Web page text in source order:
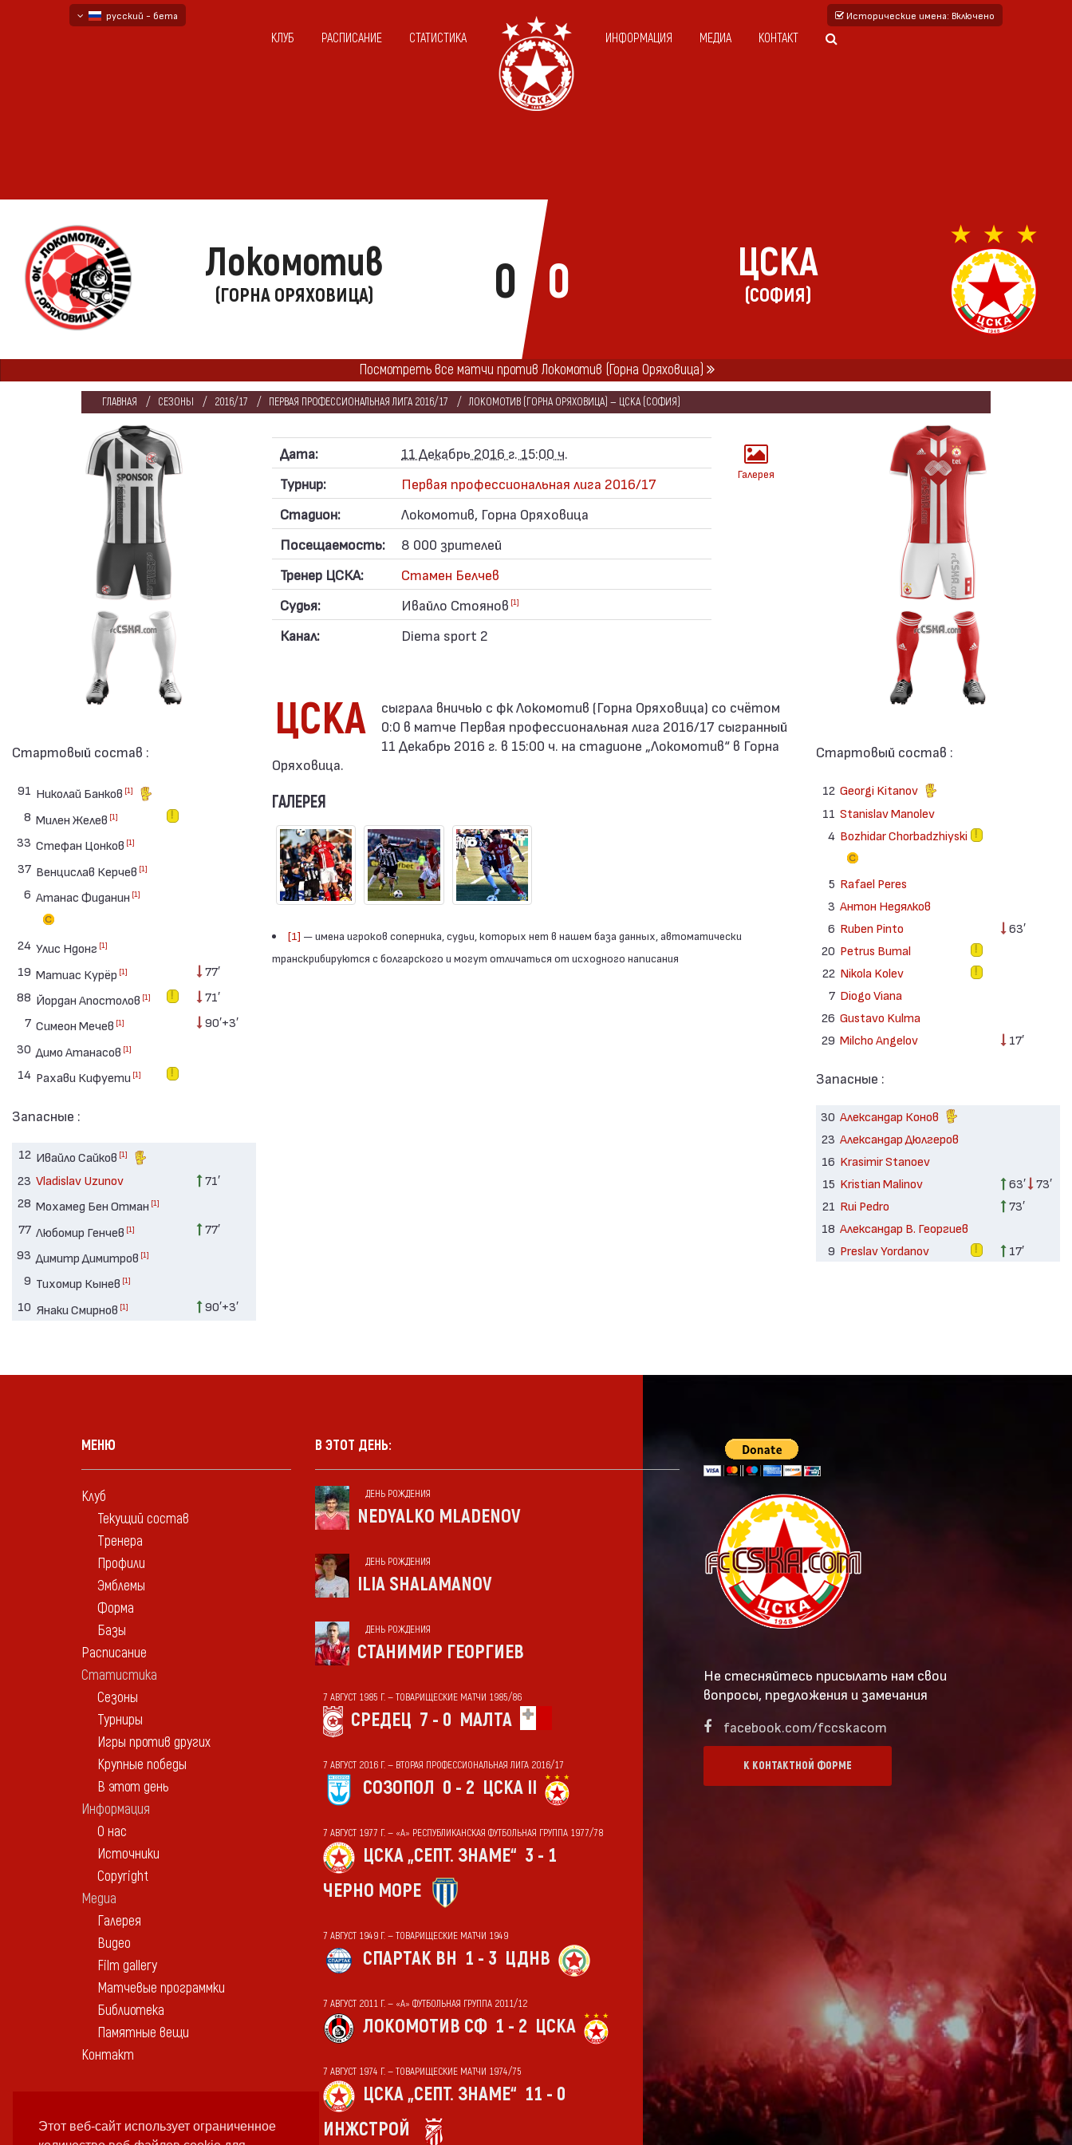
Этот веб-сайт использует ограниченное
русский - бета
Исторические имена: Включено
КЛУБ РАСПИСАНИЕ СТАТИСТИКА ИНФОРМАЦИЯ МЕДИА КОНТАКТ
0 0
Локомотив
(ГОРНА ОРЯХОВИЦА)
ЦСКА
(СОФИЯ)
Посмотреть все матчи против Локомотив (Горна Оряховица)
ГЛАВНАЯ СЕЗОНЫ 2016/17 ПЕРВАЯ ПРОФЕССИОНАЛЬНАЯ ЛИГА 2016/17 ЛОКОМОТИВ (ГОРНА ОРЯХОВИЦА) — ЦСКА (СОФИЯ)
Стартовый состав :
91 Николай Банков [1]
8 Милен Желев [1]
33 Стефан Цонков [1]
37 Венцислав Керчев [1]
6 Атанас Фиданин [1]
24 Улис Ндонг [1]
19 Матиас Курёр [1]
77′
88 Йордан Апостолов [1]
71′
7 Симеон Мечев [1]
90′+3′
30 Димо Атанасов [1]
14 Рахави Кифуети [1]
Запасные :
12 Ивайло Сайков [1]
23 Vladislav Uzunov
71′
28 Мохамед Бен Отман [1]
77 Любомир Генчев [1]
77′
93 Димитр Димитров [1]
9 Тихомир Кынев [1]
10 Янаки Смирнов [1] 90′+3′
Дата:
11 Декабрь 2016 г. 15:00 ч.
Турнир:
Первая профессиональная лига 2016/17
Стадион:
Локомотив, Горна Оряховица
Посещаемость:
8 000 зрителей
Тренер ЦСКА:
Стамен Белчев
Судья:
Ивайло Стоянов [1]
Канал: Diema sport 2
Галерея
ЦСКА
0:0 в матче Первая профессиональная лига 2016/17 сыгранный
11 Декабрь 2016 г. в 15:00 ч. на стадионе „Локомотив“ в Горна
Оряховица.
ГАЛЕРЕЯ
[1] — имена игроков соперника, судьи, которых нет в нашем база данных, автоматически
транскрибируются с болгарского и могут отличаться от исходного написания
Стартовый состав :
12 Georgi Kitanov
11 Stanislav Manolev
4 Bozhidar Chorbadzhiyski
5 Rafael Peres
3 Антон Недялков
6 Ruben Pinto
63′
20 Petrus Bumal
22 Nikola Kolev
7 Diogo Viana
26 Gustavo Kulma
29 Milcho Angelov 17′
Запасные :
30 Александар Конов
23 Александар Дюлгеров
16 Krasimir Stanoev
15 Kristian Malinov 63′ 73′
21 Rui Pedro
73′
18 Александар В. Георгиев
9 Preslav Yordanov 17′
МЕНЮ
Клуб
Текущий состав
Тренера
Профили
Эмблемы
Форма
Базы
Расписание
Статистика
Сезоны
Турниры
Игры против других
Крупные победы
В этот день
Информация
О нас
Источники
Copyright
Медиа
Галерея
Видео
Film gallery
Матчевые программки
Библиотека
Памятные вещи
Контакт
В ЭТОТ ДЕНЬ:
ДЕНЬ РОЖДЕНИЯ
NEDYALKO MLADENOV
ДЕНЬ РОЖДЕНИЯ
ILIA SHALAMANOV
ДЕНЬ РОЖДЕНИЯ
СТАНИМИР ГЕОРГИЕВ
7 АВГУСТ 1985 Г. — ТОВАРИЩЕСКИЕ МАТЧИ 1985/86
СРЕДЕЦ 7 - 0 МАЛТА
7 АВГУСТ 2016 Г. — ВТОРАЯ ПРОФЕССИОНАЛЬНАЯ ЛИГА 2016/17
СОЗОПОЛ 0 - 2 ЦСКА II
7 АВГУСТ 1977 Г. — «А» РЕСПУБЛИКАНСКАЯ ФУТБОЛЬНАЯ ГРУППА 1977/78
ЦСКА „СЕПТ. ЗНАМЕ“ 3 - 1
ЧЕРНО МОРЕ
7 АВГУСТ 1949 Г. — ТОВАРИЩЕСКИЕ МАТЧИ 1949
СПАРТАК ВН 1 - 3 ЦДНВ
7 АВГУСТ 2011 Г. — «А» ФУТБОЛЬНАЯ ГРУППА 2011/12
ЛОКОМОТИВ СФ 1 - 2 ЦСКА
7 АВГУСТ 1974 Г. — ТОВАРИЩЕСКИЕ МАТЧИ 1974/75
ЦСКА „СЕПТ. ЗНАМЕ“ 11 - 0
ИНЖСТРОЙ
Не стесняйтесь присылать нам свои
вопросы, предложения и замечания
facebook.com/fccskacom
К КОНТАКТНОЙ ФОРМЕ